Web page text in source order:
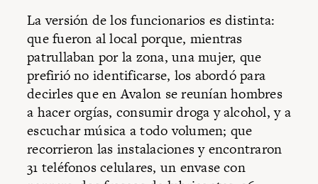
La versión de los funcionarios es distinta:
que fueron al local porque, mientras
patrullaban por la zona, una mujer, que
prefirió no identificarse, los abordó para
decirles que en Avalon se reunían hombres
a hacer orgías, consumir droga y alcohol, y a
escuchar música a todo volumen; que
recorrieron las instalaciones y encontraron
31 teléfonos celulares, un envase con